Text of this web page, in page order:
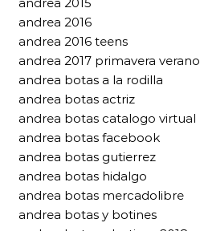
andrea 2016
andrea 2016 teens
andrea 2017 primavera verano
andrea botas a la rodilla
andrea botas actriz
andrea botas catalogo virtual
andrea botas facebook
andrea botas gutierrez
andrea botas hidalgo
andrea botas mercadolibre
andrea botas y botines